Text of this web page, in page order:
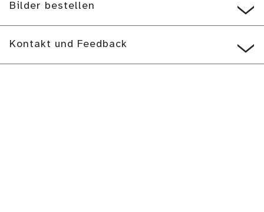
Bilder bestellen
Kontakt und Feedback